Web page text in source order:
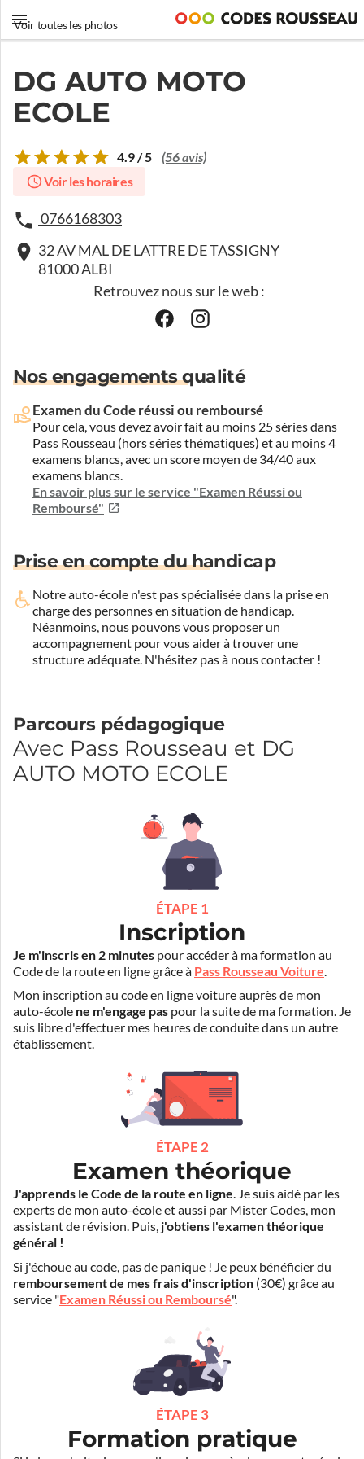
Voir toutes les photos
DG AUTO MOTO
ECOLE
4.9 / 5 (56 avis)
Voir les horaires
0766168303
32 AV MAL DE LATTRE DE TASSIGNY
81000 ALBI
Retrouvez nous sur le web :
Nos engagements qualité
Examen du Code réussi ou remboursé
Pour cela, vous devez avoir fait au moins 25 séries dans
Pass Rousseau (hors séries thématiques) et au moins 4
examens blancs, avec un score moyen de 34/40 aux
examens blancs.
En savoir plus sur le service "Examen Réussi ou
Remboursé"
Prise en compte du handicap
Notre auto-école n'est pas spécialisée dans la prise en
charge des personnes en situation de handicap.
Néanmoins, nous pouvons vous proposer un
accompagnement pour vous aider à trouver une
structure adéquate. N'hésitez pas à nous contacter !
Parcours pédagogique
Avec Pass Rousseau et DG
AUTO MOTO ECOLE
ÉTAPE 1
Inscription
Je m'inscris en 2 minutes pour accéder à ma formation au
Code de la route en ligne grâce à Pass Rousseau Voiture.
Mon inscription au code en ligne voiture auprès de mon
auto-école ne m'engage pas pour la suite de ma formation. Je
suis libre d'effectuer mes heures de conduite dans un autre
établissement.
ÉTAPE 2
Examen théorique
J'apprends le Code de la route en ligne. Je suis aidé par les
experts de mon auto-école et aussi par Mister Codes, mon
assistant de révision. Puis, j'obtiens l'examen théorique
général !
Si j'échoue au code, pas de panique ! Je peux bénéficier du
remboursement de mes frais d'inscription (30€) grâce au
service "Examen Réussi ou Remboursé".
ÉTAPE 3
Formation pratique